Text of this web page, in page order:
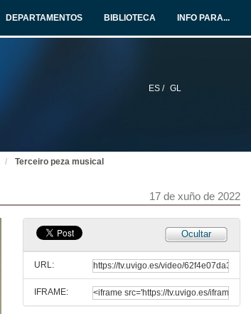
DEPARTAMENTOS BIBLIOTECA INFO PARA...
ES / GL
Terceiro peza musical
17 de xuño de 2022
Ocultar
URL:
IFRAME:
17 de xuño de 2022
17 de xuño de 2022